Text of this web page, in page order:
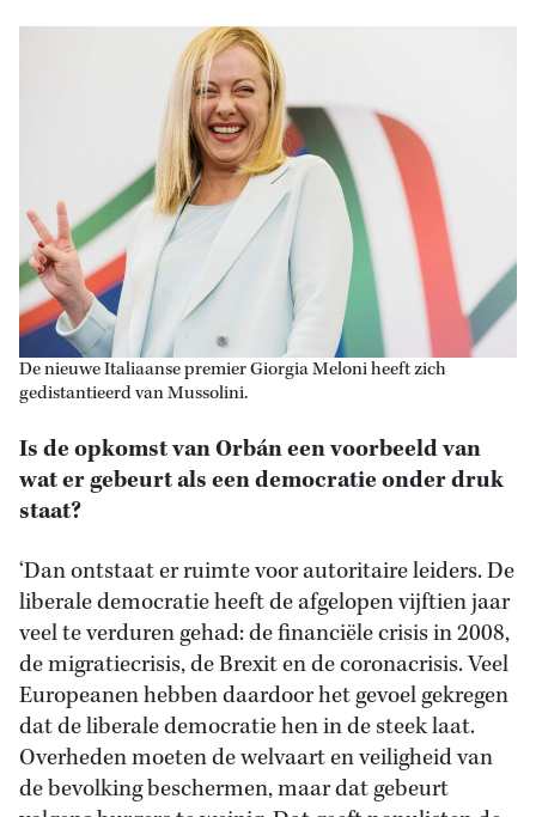
De nieuwe Italiaanse premier Giorgia Meloni heeft zich
gedistantieerd van Mussolini.
Is de opkomst van Orbán een voorbeeld van
wat er gebeurt als een democratie onder druk
staat?
‘Dan ontstaat er ruimte voor autoritaire leiders. De
liberale democratie heeft de afgelopen vijftien jaar
veel te verduren gehad: de financiële crisis in 2008,
de migratiecrisis, de Brexit en de coronacrisis. Veel
Europeanen hebben daardoor het gevoel gekregen
dat de liberale democratie hen in de steek laat.
Overheden moeten de welvaart en veiligheid van
de bevolking beschermen, maar dat gebeurt